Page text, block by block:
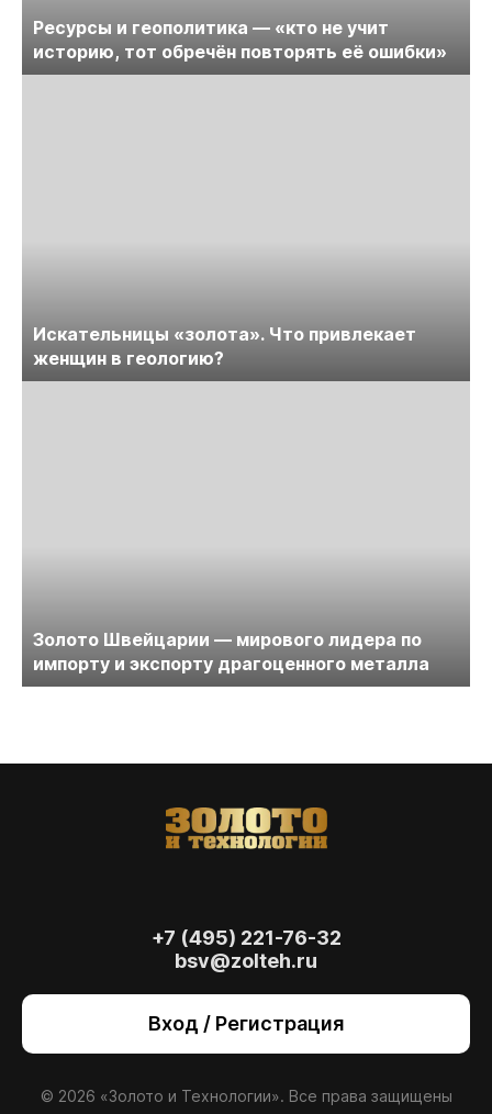
Ресурсы и геополитика — «кто не учит
историю, тот обречён повторять её ошибки»
Искательницы «золота». Что привлекает
женщин в геологию?
Золото Швейцарии — мирового лидера по
импорту и экспорту драгоценного металла
+7 (495) 221-76-32
bsv@zolteh.ru
Вход / Регистрация
© 2026 «Золото и Технологии». Все права защищены
также для анализа сайта и улучшения
сайт, вы даете согласиена использование